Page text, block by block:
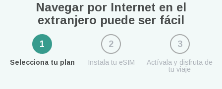
Navegar por Internet en el
extranjero puede ser fácil
1
Selecciona tu plan
2
Instala tu eSIM
3
Actívala y disfruta de
tu viaje